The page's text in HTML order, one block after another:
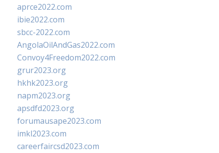
aprce2022.com
ibie2022.com
sbcc-2022.com
AngolaOilAndGas2022.com
Convoy4Freedom2022.com
grur2023.org
hkhk2023.org
napm2023.org
apsdfd2023.org
forumausape2023.com
imkl2023.com
careerfaircsd2023.com